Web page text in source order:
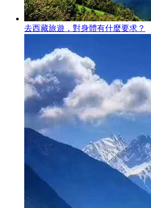
去西藏旅遊，對身體有什麼要求？